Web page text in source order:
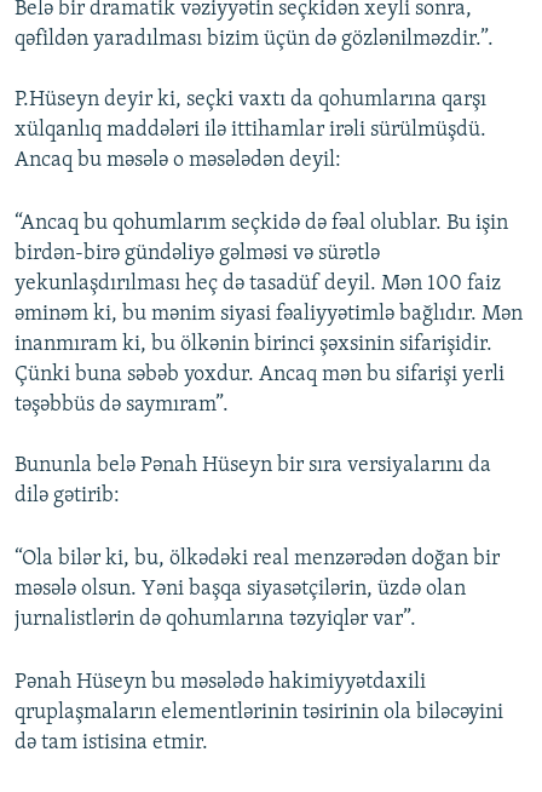
Belə bir dramatik vəziyyətin seçkidən xeyli sonra,
qəfildən yaradılması bizim üçün də gözlənilməzdir.”.
P.Hüseyn deyir ki, seçki vaxtı da qohumlarına qarşı
xülqanlıq maddələri ilə ittihamlar irəli sürülmüşdü.
Ancaq bu məsələ o məsələdən deyil:
“Ancaq bu qohumlarım seçkidə də fəal olublar. Bu işin
birdən-birə gündəliyə gəlməsi və sürətlə
yekunlaşdırılması heç də tasadüf deyil. Mən 100 faiz
əminəm ki, bu mənim siyasi fəaliyyətimlə bağlıdır. Mən
inanmıram ki, bu ölkənin birinci şəxsinin sifarişidir.
Çünki buna səbəb yoxdur. Ancaq mən bu sifarişi yerli
təşəbbüs də saymıram”.
Bununla belə Pənah Hüseyn bir sıra versiyalarını da
dilə gətirib:
“Ola bilər ki, bu, ölkədəki real menzərədən doğan bir
məsələ olsun. Yəni başqa siyasətçilərin, üzdə olan
jurnalistlərin də qohumlarına təzyiqlər var”.
Pənah Hüseyn bu məsələdə hakimiyyətdaxili
qruplaşmaların elementlərinin təsirinin ola biləcəyini
də tam istisina etmir.